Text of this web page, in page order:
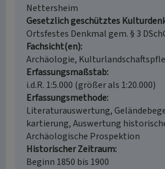
Nettersheim
Gesetzlich geschütztes
Ortsfestes Denkmal gem. § 3
Fachsicht(en)
Archäologie,
Erfassungsmaßstab
i.d.R. 1:5.000 (größer als 1:20.000)
Erfassungsmethode
Literaturauswertung,
kartierung, Auswertung
Archäologische Prospektion
Historischer Zeitraum
Beginn 1850 bis 1900